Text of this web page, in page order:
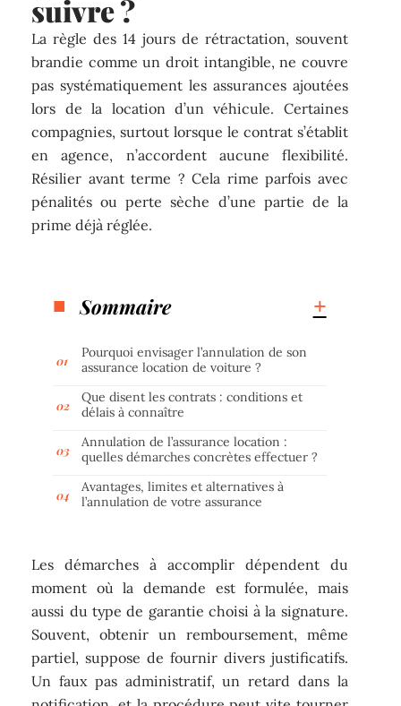
suivre ?
La règle des 14 jours de rétractation, souvent
brandie comme un droit intangible, ne couvre
pas systématiquement les assurances ajoutées
lors de la location d’un véhicule. Certaines
compagnies, surtout lorsque le contrat s’établit
en agence, n’accordent aucune flexibilité.
Résilier avant terme ? Cela rime parfois avec
pénalités ou perte sèche d’une partie de la
prime déjà réglée.
Sommaire
Pourquoi envisager l’annulation de son
assurance location de voiture ?
Que disent les contrats : conditions et
délais à connaître
Annulation de l’assurance location :
quelles démarches concrètes effectuer ?
Avantages, limites et alternatives à
l’annulation de votre assurance
Les démarches à accomplir dépendent du
moment où la demande est formulée, mais
aussi du type de garantie choisi à la signature.
Souvent, obtenir un remboursement, même
partiel, suppose de fournir divers justificatifs.
Un faux pas administratif, un retard dans la